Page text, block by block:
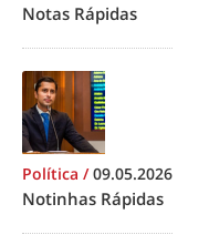
Notas Rápidas
Política /09.05.2026
Notinhas Rápidas